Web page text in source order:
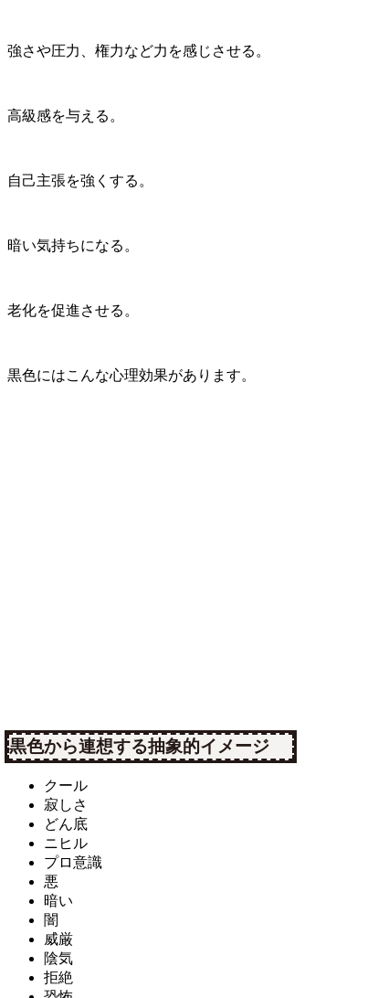
強さや圧力、権力など力を感じさせる。
高級感を与える。
自己主張を強くする。
暗い気持ちになる。
老化を促進させる。
黒色にはこんな心理効果があります。
黒色から連想する抽象的イメージ
クール
寂しさ
どん底
ニヒル
プロ意識
悪
暗い
闇
威厳
陰気
拒絶